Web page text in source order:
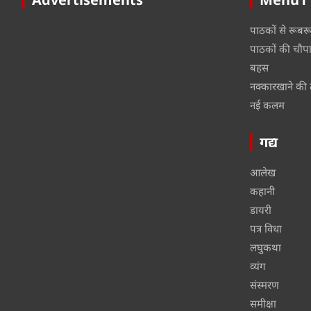
पाठकों से रूबरू
पाठकों की
बहस
नक्कारखाने की
नई कलम
गद्य
आलेख
कहानी
डायरी
पत्र विधा
लघुकथा
व्यंग
संस्मरण
समीक्षा